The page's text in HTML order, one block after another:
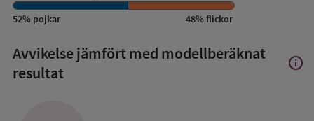
52% pojkar 48%flickor
Avvikelse jämfört med modellberäknat
resultat
Visa
info